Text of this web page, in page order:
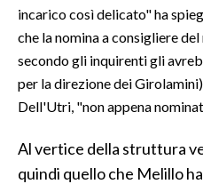
incarico così delicato" ha
che la nomina a consigliere
secondo gli inquirenti gli
per la direzione dei
Dell'Utri, "non appena
Al vertice della struttura
quindi quello che Melillo